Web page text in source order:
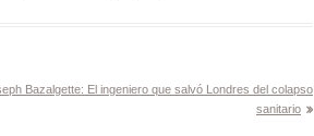
Bazalgette: El ingeniero que salvó Londres del colapso
sanitario